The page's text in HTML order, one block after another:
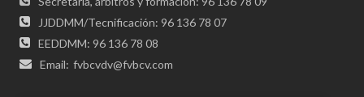
JJDDMM/Tecnificación: 96 136 78 07
EEDDMM: 96 136 78 08
Email: fvbcvdv@fvbcv.com